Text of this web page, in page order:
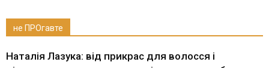
не ПРОгавте
Наталія Лазука: від прикрас для волосся і